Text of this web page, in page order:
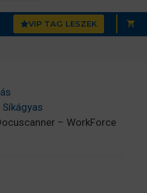
VIP TAG LESZEK
Síkágyas
– WorkForce